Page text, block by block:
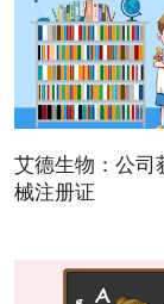
艾德生物：公司
械注册证